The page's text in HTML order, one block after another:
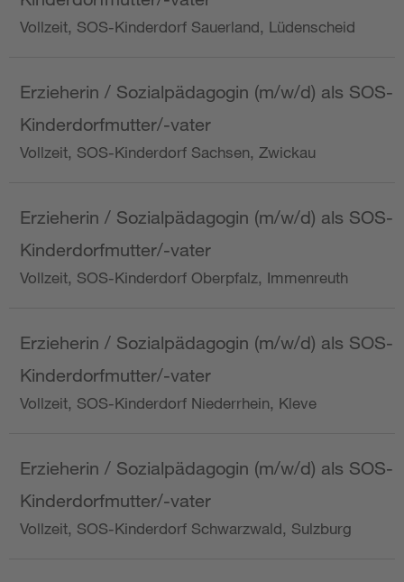
Vollzeit, SOS-Kinderdorf Sauerland, Lüdenscheid
Erzieherin / Sozialpädagogin (m/w/d) als SOS-
Kinderdorfmutter/-vater
Vollzeit, SOS-Kinderdorf Sachsen, Zwickau
Erzieherin / Sozialpädagogin (m/w/d) als SOS-
Kinderdorfmutter/-vater
Vollzeit, SOS-Kinderdorf Oberpfalz, Immenreuth
Erzieherin / Sozialpädagogin (m/w/d) als SOS-
Kinderdorfmutter/-vater
Vollzeit, SOS-Kinderdorf Niederrhein, Kleve
Erzieherin / Sozialpädagogin (m/w/d) als SOS-
Kinderdorfmutter/-vater
Vollzeit, SOS-Kinderdorf Schwarzwald, Sulzburg